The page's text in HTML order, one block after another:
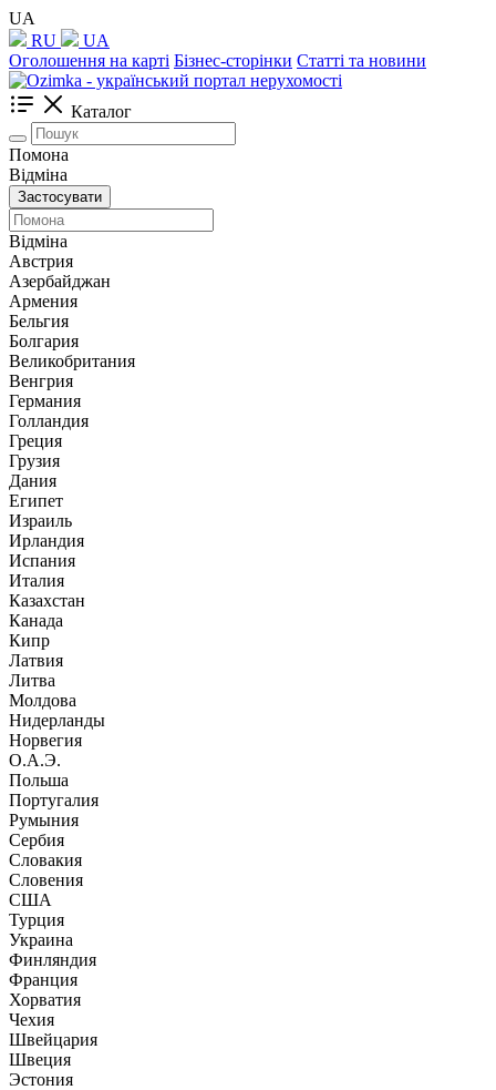
UA
RU
UA
Оголошення на карті Бізнес-сторінки Статті та новини
Каталог
Помона
Відміна
Застосувати
Відміна
Австрия
Азербайджан
Армения
Бельгия
Болгария
Великобритания
Венгрия
Германия
Голландия
Греция
Грузия
Дания
Египет
Израиль
Ирландия
Испания
Италия
Казахстан
Канада
Кипр
Латвия
Литва
Молдова
Нидерланды
Норвегия
О.А.Э.
Польша
Португалия
Румыния
Сербия
Словакия
Словения
США
Турция
Украина
Финляндия
Франция
Хорватия
Чехия
Швейцария
Швеция
Эстония